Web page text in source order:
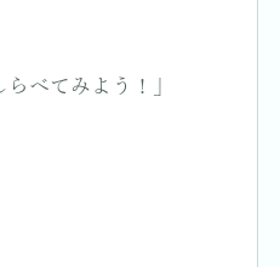
べてみよう！」